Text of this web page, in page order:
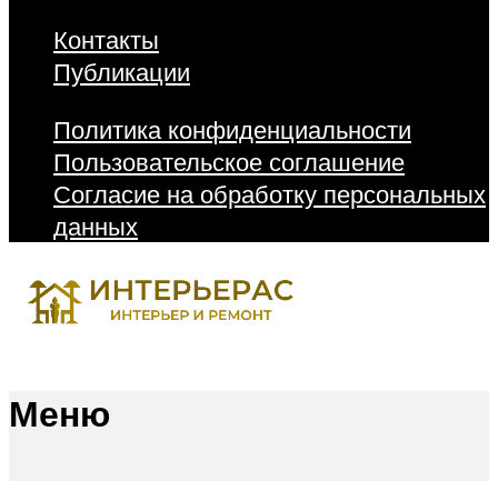
Контакты
Публикации
Политика конфиденциальности
Пользовательское соглашение
Согласие на обработку персональных
данных
Меню